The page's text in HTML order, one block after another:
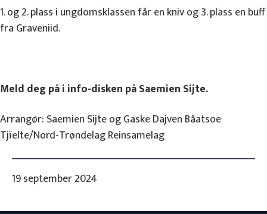
1. og 2. plass i ungdomsklassen får en kniv og 3. plass en buff
fra Graveniid.
Meld deg på i info-disken på Saemien Sijte.
Arrangør: Saemien Sijte og Gaske Dajven Båatsoe
Tjïelte/Nord-Trøndelag Reinsamelag
19 september 2024